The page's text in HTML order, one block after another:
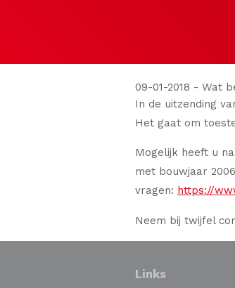
09-01-2018 - Wat
In de uitzending
Het gaat om
Mogelijk heeft u
met bouwjaar
vragen: https://
Neem bij twijfel
Links